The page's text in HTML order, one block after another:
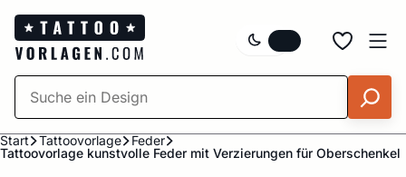
Zum
Inhalt
springen
Start Tattoovorlage
Feder
Tattoovorlage kunstvolle Feder mit Verzierungen für Oberschenkel